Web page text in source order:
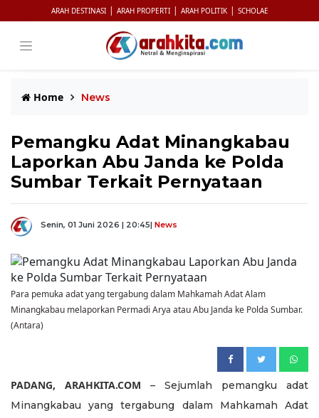
ARAH DESTINASI | ARAH PROPERTI | ARAH POLITIK | SCHOLAE
Home News
Pemangku Adat Minangkabau
Laporkan Abu Janda ke Polda
Sumbar Terkait Pernyataan
Senin, 01 Juni 2026 | 20:45| News
Para pemuka adat yang tergabung dalam Mahkamah Adat Alam
Minangkabau melaporkan Permadi Arya atau Abu Janda ke Polda Sumbar.
(Antara)
PADANG, ARAHKITA.COM – Sejumlah pemangku adat
Minangkabau yang tergabung dalam Mahkamah Adat